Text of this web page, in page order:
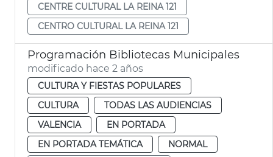
CENTRE CULTURAL LA REINA 121
CENTRO CULTURAL LA REINA 121
Programación Bibliotecas Municipales
modificado hace 2 años
CULTURA Y FIESTAS POPULARES
CULTURA
TODAS LAS AUDIENCIAS
VALENCIA
EN PORTADA
EN PORTADA TEMÁTICA
NORMAL